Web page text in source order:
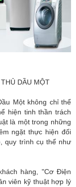
DẦU MỘT
Một không chỉ thể
hiện tinh thần trách
là một trong những
ngặt thực hiện đối
quy trình cụ thể như
hàng, "Cơ Điện
viên kỹ thuật hợp lý